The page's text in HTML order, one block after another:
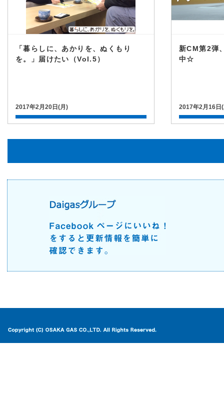
「暮らしに、あかりを、ぬくもり
を。」届けたい（Vol.5）
2017年2月20日(月)
新CM第2弾
中☆
2017年2月16日